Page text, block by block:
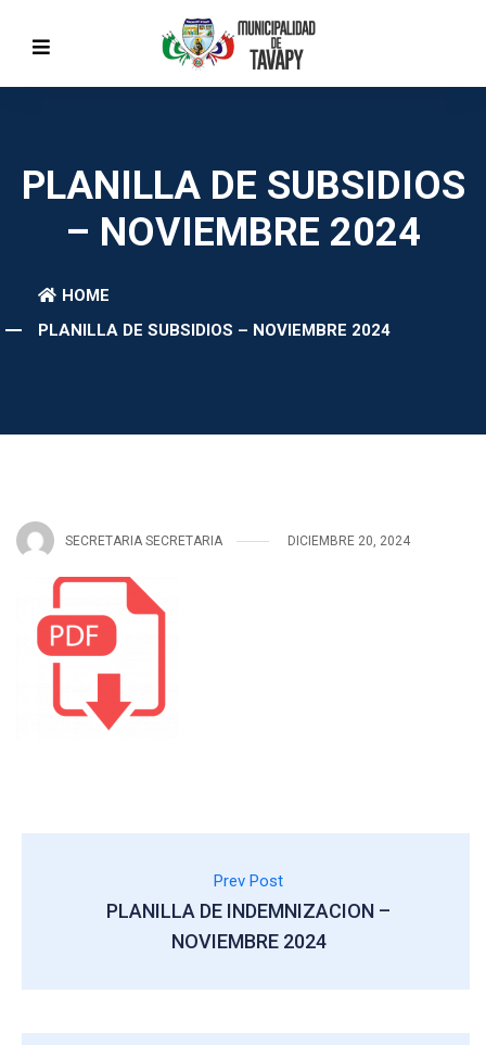
PLANILLA DE SUBSIDIOS
– NOVIEMBRE 2024
HOME
PLANILLA DE SUBSIDIOS – NOVIEMBRE 2024
SECRETARIA SECRETARIA DICIEMBRE 20, 2024
Prev Post
PLANILLA DE INDEMNIZACION –
NOVIEMBRE 2024